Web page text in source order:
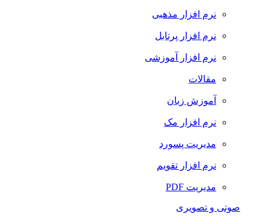
نرم افزار مذهبی
نرم افزار پرتابل
نرم افزار آموزشی
مقالات
آموزش زبان
نرم افزار مک
مدیریت پسورد
نرم افزار تقویم
مدیریت PDF
صوتی و تصویری